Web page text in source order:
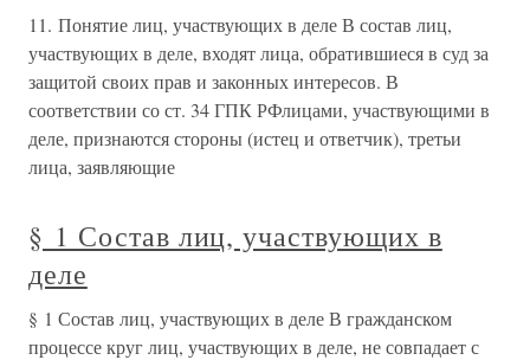
11. Понятие лиц, участвующих в деле В состав лиц,
участвующих в деле, входят лица, обратившиеся в суд за
защитой своих прав и законных интересов. В
соответствии со ст. 34 ГПК РФлицами, участвующими в
деле, признаются стороны (истец и ответчик), третьи
лица, заявляющие
§ 1 Состав лиц, участвующих в
деле
§ 1 Состав лиц, участвующих в деле В гражданском
процессе круг лиц, участвующих в деле, не совпадает с